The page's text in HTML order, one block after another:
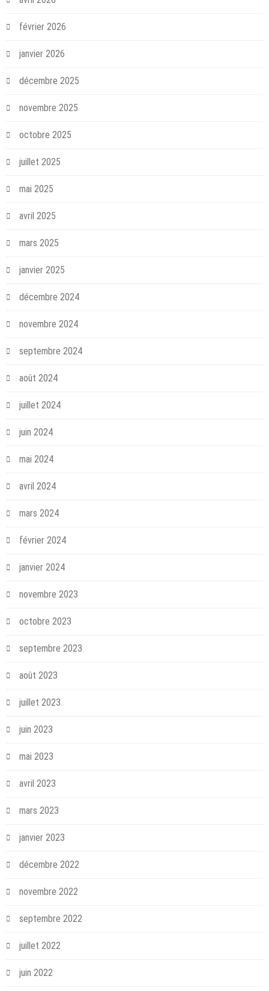
février 2026
janvier 2026
décembre 2025
novembre 2025
octobre 2025
juillet 2025
mai 2025
avril 2025
mars 2025
janvier 2025
décembre 2024
novembre 2024
septembre 2024
août 2024
juillet 2024
juin 2024
mai 2024
avril 2024
mars 2024
février 2024
janvier 2024
novembre 2023
octobre 2023
septembre 2023
août 2023
juillet 2023
juin 2023
mai 2023
avril 2023
mars 2023
janvier 2023
décembre 2022
novembre 2022
septembre 2022
juillet 2022
juin 2022